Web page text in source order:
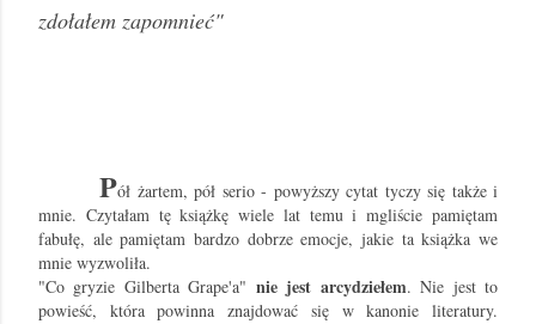
zdołałem zapomnieć"
Pół żartem, pół serio - powyższy cytat tyczy się także i
mnie. Czytałam tę książkę wiele lat temu i mgliście pamiętam
fabułę, ale pamiętam bardzo dobrze emocje, jakie ta książka we
mnie wyzwoliła.
"Co gryzie Gilberta Grape'a" nie jest arcydziełem. Nie jest to
powieść, która powinna znajdować się w kanonie literatury.